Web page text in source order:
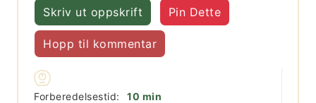
Skriv ut oppskrift Pin Dette
Hopp til kommentar
Forberedelsestid: 10 minutter
min